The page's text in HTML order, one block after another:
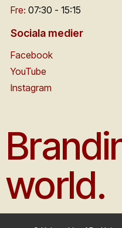
Fre: 07:30 - 15:15
Sociala medier
Facebook
YouTube
Instagram
world.